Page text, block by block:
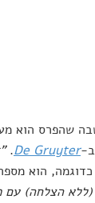
שהפרס הוא
ב-De Gruyter
.
הוא
(ללא הצלחה)